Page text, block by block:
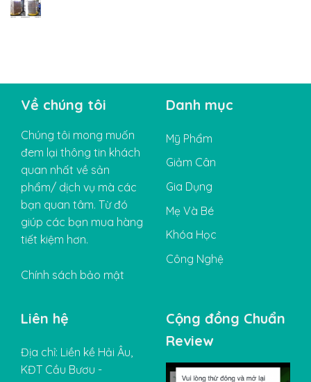
Về chúng tôi
Chúng tôi mong muốn
đem lại thông tin khách
quan nhất về sản
phẩm/ dịch vụ mà các
bạn quan tâm. Từ đó
giúp các bạn mua hàng
tiết kiệm hơn.
Chính sách bảo mật
Danh mục
Mỹ Phẩm
Giảm Cân
Gia Dụng
Mẹ Và Bé
Khóa Học
Công Nghệ
Liên hệ
Địa chỉ: Liền kề Hải Âu,
KĐT Cầu Bươu -
Cộng đồng Chuẩn
Review